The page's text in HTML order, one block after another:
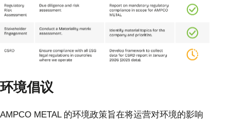
环境倡议
AMPCO METAL 的环境政策旨在将运营对环境的影响